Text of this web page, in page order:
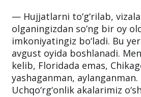
— Hujjatlarni to‘g‘rilab,
olganingizdan so‘ng bir oy
imkoniyatingiz bo‘ladi. Bu
avgust oyida boshlanadi.
kelib, Floridada emas,
yashaganman, aylanganman.
Uchqo‘rg‘onlik akalarimiz